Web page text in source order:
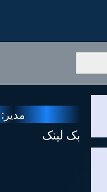
مدیر:
بک لینک